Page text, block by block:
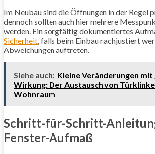
Im Neubau sind die Öffnungen in der Regel
dennoch sollten auch hier mehrere
werden. Ein sorgfältig dokumentiertes
Sicherheit , falls beim Einbau nachjustiert
Abweichungen auftreten.
Siehe auch: Kleine Veränderungen
Wirkung: Der Austausch von
Wohnraum
Schritt-für-Schritt-
Fenster-Aufmaß